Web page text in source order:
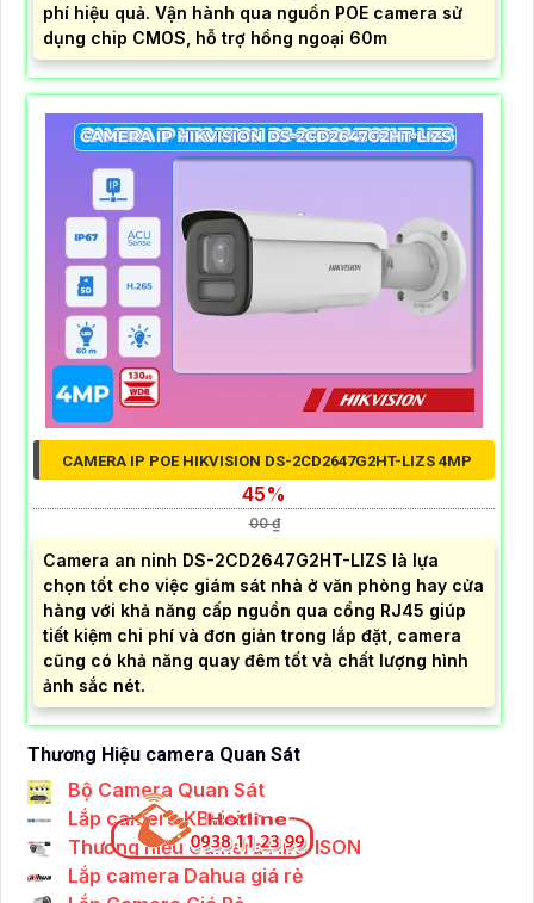
phí hiệu quả. Vận hành qua nguồn POE camera sử
dụng chip CMOS, hỗ trợ hồng ngoại 60m
CAMERA IP POE HIKVISION DS-2CD2647G2HT-LIZS 4MP
45%
00 ₫
Camera an ninh DS-2CD2647G2HT-LIZS là lựa
chọn tốt cho việc giám sát nhà ở văn phòng hay cửa
hàng với khả năng cấp nguồn qua cổng RJ45 giúp
tiết kiệm chi phí và đơn giản trong lắp đặt, camera
cũng có khả năng quay đêm tốt và chất lượng hình
ảnh sắc nét.
Thương Hiệu camera Quan Sát
Bộ Camera Quan Sát
Lắp camera KBvision
Thương hiệu Camera HIKVISON
Lắp camera Dahua giá rẻ